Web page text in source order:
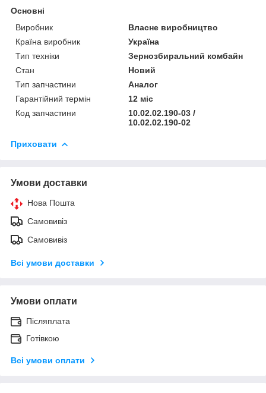
Основні
Виробник
Власне виробництво
Країна виробник
Україна
Тип техніки
Зернозбиральний комбайн
Стан
Новий
Тип запчастини
Аналог
Гарантійний термін
12 міс
Код запчастини
10.02.02.190-03 /
10.02.02.190-02
Приховати
Умови доставки
Нова Пошта
Самовивіз
Самовивіз
Всі умови доставки
Умови оплати
Післяплата
Готівкою
Всі умови оплати